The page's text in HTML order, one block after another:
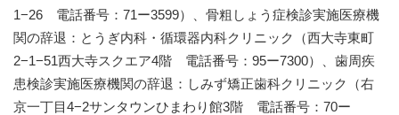
1−26 電話番号：71ー3599）、骨粗しょう症検診実施医療機
関の辞退：とうぎ内科・循環器内科クリニック（西大寺東町
2−1−51西大寺スクエア4階 電話番号：95ー7300）、歯周疾
患検診実施医療機関の辞退：しみず矯正歯科クリニック（右
京一丁目4−2サンタウンひまわり館3階 電話番号：70ー